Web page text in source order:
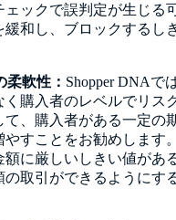
ックで誤判定が生じる
緩和し、ブロックするし
柔軟性： Shopper DNAで
く購入者のレベルでリス
て、購入者がある一定の
やすことをお勧めします
額に厳しいしきい値があ
の取引ができるようにす